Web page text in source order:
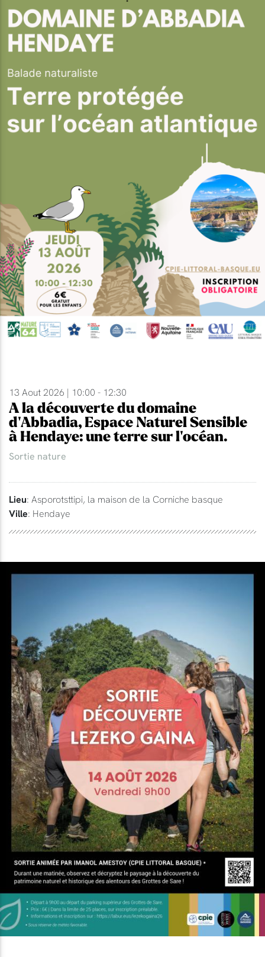
13 Aout 2026 | 10:00 - 12:30
A la découverte du domaine
d'Abbadia, Espace Naturel Sensible
à Hendaye: une terre sur l'océan.
Sortie nature
Lieu: Asporotsttipi, la maison de la Corniche basque
Ville: Hendaye